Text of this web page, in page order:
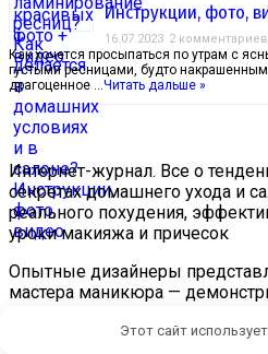
Инструкции, фото,
16.07.2023 2 комментариев
Как хочется просыпаться по утрам с
густыми ресницами, будто
драгоценное …Читать дальше »
Интернет-журнал. Все о
секретах домашнего ухода и
реального похудения,
уроки макияжа и причесок
Опытные дизайнеры
мастера маникюра —
создания безупречного образа
Этот сайт